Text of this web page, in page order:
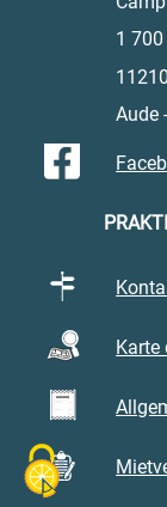
• Les
• Les
• Les
superbes)
1
Aude
Karte